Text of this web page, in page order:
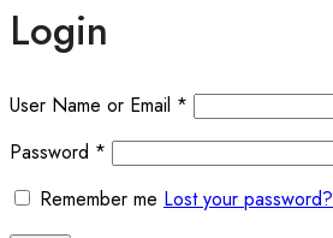
Login
User Name or Email *
Password *
Remember me Lost your password?